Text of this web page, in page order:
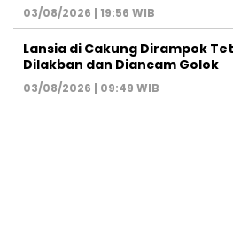
03/08/2026 | 19:56 WIB
Lansia di Cakung Dirampok
Dilakban dan Diancam Golok
03/08/2026 | 09:49 WIB